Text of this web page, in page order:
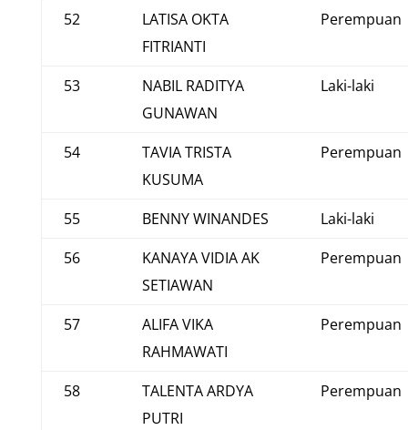
52
LATISA OKTA
FITRIANTI
Perempuan
53
NABIL RADITYA
GUNAWAN
Laki-laki
54
TAVIA TRISTA
KUSUMA
Perempuan
55 BENNY WINANDES
Laki-laki
56
KANAYA VIDIA AK
SETIAWAN
Perempuan
57
ALIFA VIKA
RAHMAWATI
Perempuan
58
TALENTA ARDYA
PUTRI
Perempuan